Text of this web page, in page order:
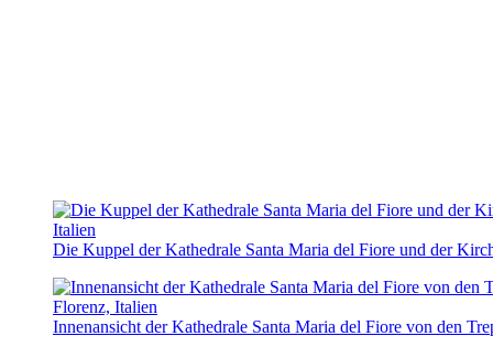
Die Kuppel der Kathedrale Santa Maria del Fiore und der
Innenansicht der Kathedrale Santa Maria del Fiore von den